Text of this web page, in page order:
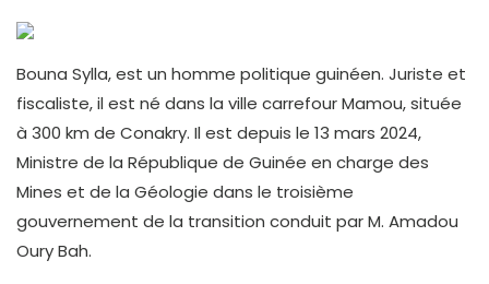
Bouna Sylla, est un homme politique guinéen. Juriste et
fiscaliste, il est né dans la ville carrefour Mamou, située
à 300 km de Conakry. Il est depuis le 13 mars 2024,
Ministre de la République de Guinée en charge des
Mines et de la Géologie dans le troisième
gouvernement de la transition conduit par M. Amadou
Oury Bah.